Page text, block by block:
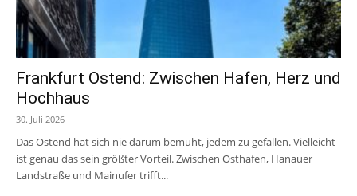
Frankfurt Ostend: Zwischen Hafen, Herz und
Hochhaus
30. Juli 2026
Das Ostend hat sich nie darum bemüht, jedem zu gefallen. Vielleicht
ist genau das sein größter Vorteil. Zwischen Osthafen, Hanauer
Landstraße und Mainufer trifft...